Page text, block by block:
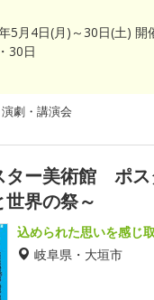
5月4日(月)～30日(土) 開
30日
演劇・講演会
ター美術館 ポ
界の祭～
込められた思いを感じ
岐阜県・大垣市